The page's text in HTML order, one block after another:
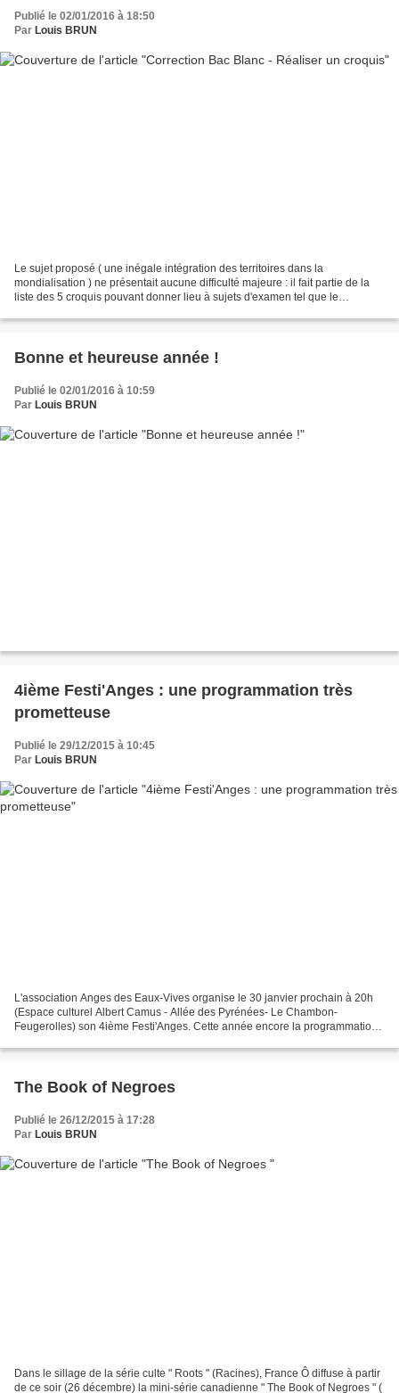
Publié le 02/01/2016 à 18:50
Par Louis BRUN
Le sujet proposé ( une inégale intégration des territoires dans la
mondialisation ) ne présentait aucune difficulté majeure : il fait partie de la
liste des 5 croquis pouvant donner lieu à sujets d'examen tel que le
Bonne et heureuse année !
Publié le 02/01/2016 à 10:59
Par Louis BRUN
4ième Festi'Anges : une programmation très
prometteuse
Publié le 29/12/2015 à 10:45
Par Louis BRUN
L'association Anges des Eaux-Vives organise le 30 janvier prochain à 20h
(Espace culturel Albert Camus - Allée des Pyrénées- Le Chambon-
Feugerolles) son 4ième Festi'Anges. Cette année encore la programmation
The Book of Negroes
Publié le 26/12/2015 à 17:28
Par Louis BRUN
Dans le sillage de la série culte " Roots " (Racines), France Ô diffuse à partir
de ce soir (26 décembre) la mini-série canadienne " The Book of Negroes " (